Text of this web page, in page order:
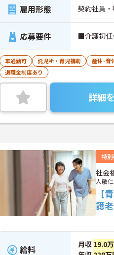
雇用形態 契約社員
応募要件 ■介護初任
車通勤可 託児所・育児補助 産休･育
退職金制度あり
詳細
特別
社会
人敬
【
護
給料 月収 19.0